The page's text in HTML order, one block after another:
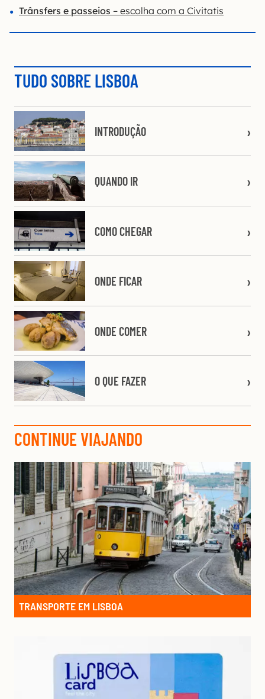
Trânsfers e passeios – escolha com a Civitatis
TUDO SOBRE LISBOA
INTRODUÇÃO
QUANDO IR
COMO CHEGAR
ONDE FICAR
ONDE COMER
O QUE FAZER
CONTINUE VIAJANDO
TRANSPORTE EM LISBOA